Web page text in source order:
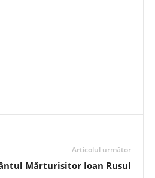
Articolul următor
Mărturisitor Ioan Rusul